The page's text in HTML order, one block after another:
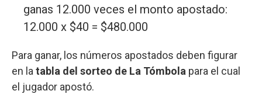
ganas 12.000 veces el monto apostado:
12.000 x $40 = $480.000
Para ganar, los números apostados deben figurar
en la tabla del sorteo de La Tómbola para el cual
el jugador apostó.